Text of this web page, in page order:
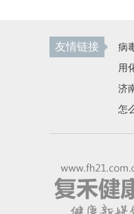
友情链接 病
用
济
怎